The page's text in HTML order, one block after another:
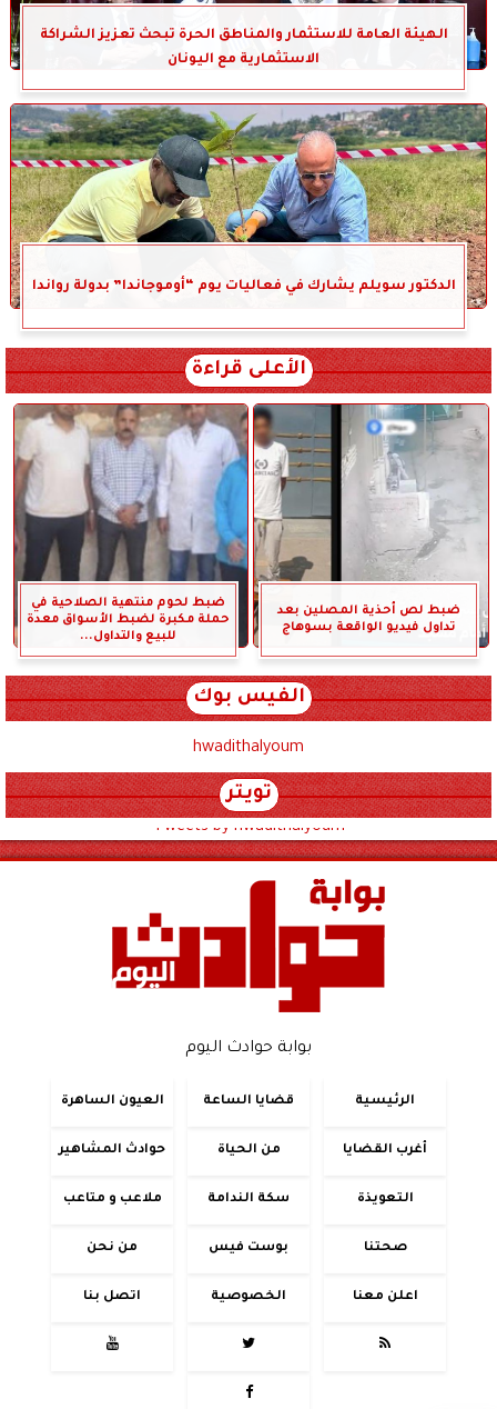
الهيئة العامة للاستثمار والمناطق الحرة تبحث تعزيز الشراكة
الاستثمارية مع اليونان
الدكتور سويلم يشارك في فعاليات يوم “أوموجاندا” بدولة رواندا
الأعلى قراءة
ضبط لص أحذية المصلين بعد
تداول فيديو الواقعة بسوهاج
ضبط لحوم منتهية الصلاحية في
حملة مكبرة لضبط الأسواق معدة
للبيع والتداول...
الفيس بوك
hwadithalyoum
تويتر
Tweets by hwadithalyoum
بوابة حوادث اليوم
الرئيسية قضايا الساعة العيون الساهرة
أغرب القضايا من الحياة حوادث المشاهير
التعويذة سكة الندامة ملاعب و متاعب
صحتنا بوست فيس من نحن
اعلن معنا الخصوصية اتصل بنا



